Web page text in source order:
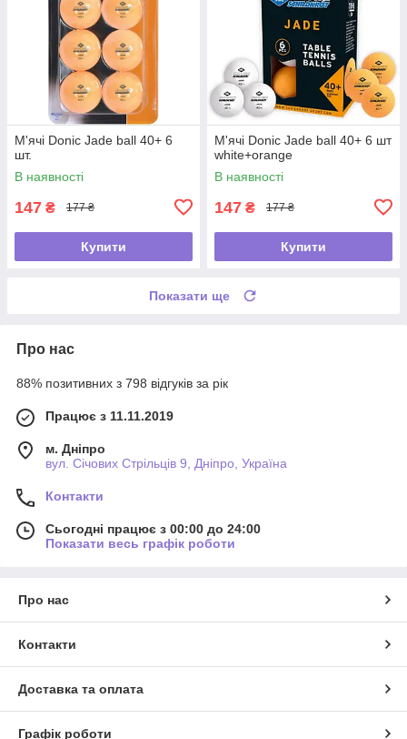
М'ячі Donic Jade ball 40+ 6
шт.
В наявності
147 ₴ 177 ₴
Купити
М'ячі Donic Jade ball 40+ 6 шт
white+orange
В наявності
147 ₴ 177 ₴
Купити
Показати ще
Про нас
88% позитивних з 798 відгуків за рік
Працює з 11.11.2019
м. Дніпро
вул. Січових Стрільців 9, Дніпро, Україна
Контакти
Сьогодні працює з 00:00 до 24:00
Показати весь графік роботи
Про нас
Контакти
Доставка та оплата
Графік роботи